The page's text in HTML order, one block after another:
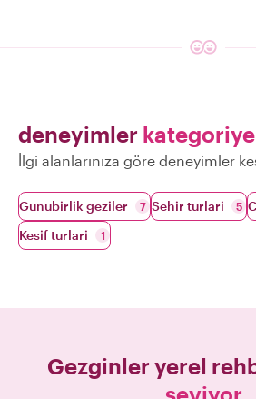
deneyimler
İlgi alanlarınıza göre deneyimler
Gunubirlik geziler 7 Sehir turlari 5
Kesif turlari 1
Gezginler yerel